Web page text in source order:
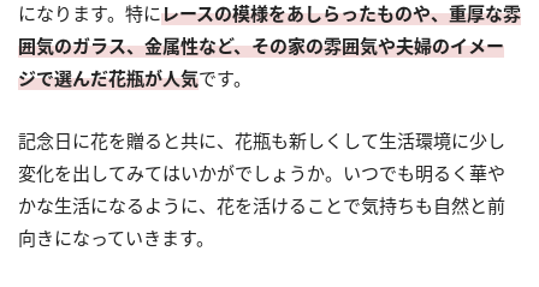
になります。特にレースの模様をあしらったものや、重厚な雰
囲気のガラス、金属性など、その家の雰囲気や夫婦のイメー
ジで選んだ花瓶が人気です。
記念日に花を贈ると共に、花瓶も新しくして生活環境に少し
変化を出してみてはいかがでしょうか。いつでも明るく華や
かな生活になるように、花を活けることで気持ちも自然と前
向きになっていきます。